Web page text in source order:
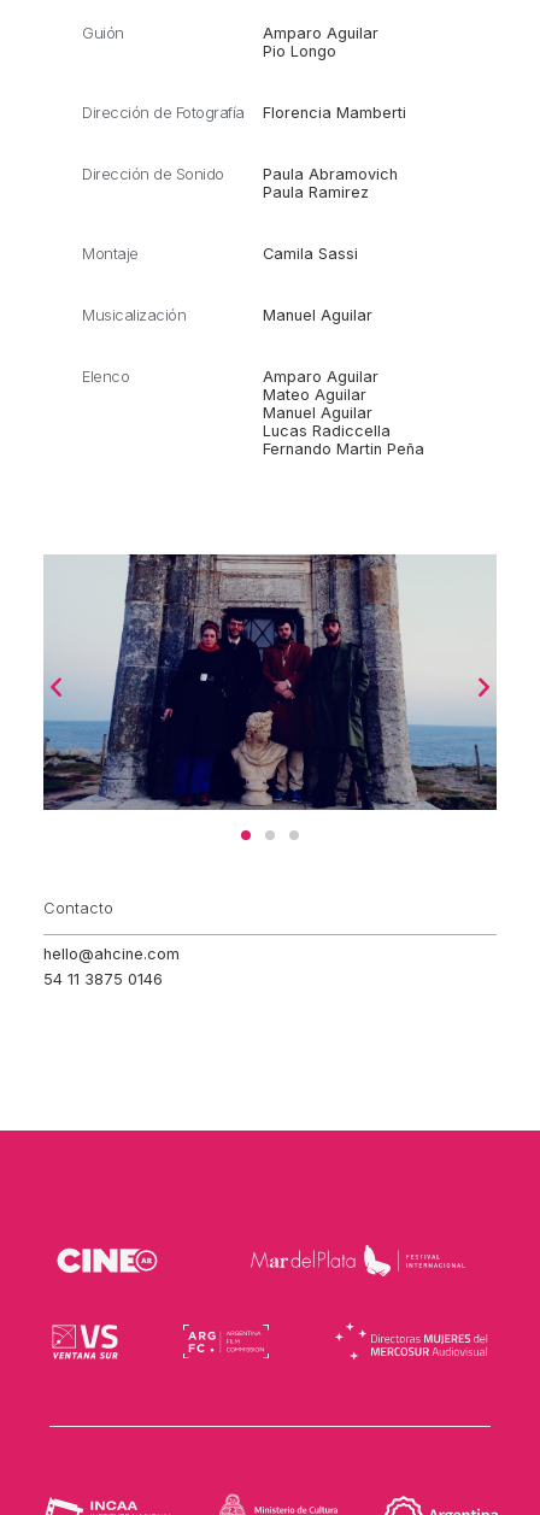
Guión
Amparo Aguilar
Pio Longo
Dirección de Fotografía Florencia Mamberti
Dirección de Sonido
Paula Abramovich
Paula Ramirez
Montaje Camila Sassi
Musicalización Manuel Aguilar
Elenco
Amparo Aguilar
Mateo Aguilar
Manuel Aguilar
Lucas Radiccella
Fernando Martin Peña
Contacto
hello@ahcine.com
54 11 3875 0146